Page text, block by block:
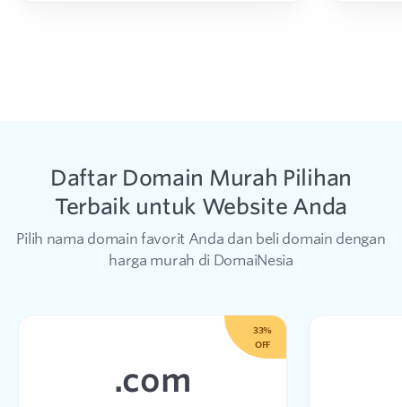
Daftar Domain Murah Pilihan
Terbaik untuk Website Anda
Pilih nama domain favorit Anda dan beli domain dengan
harga murah di DomaiNesia
33%
OFF
.com